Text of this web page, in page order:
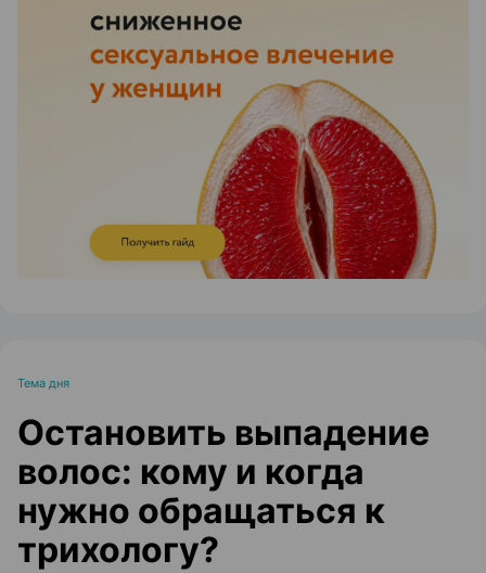
ЭФФЕКТИВНАЯ РЕКЛАМА НА САЙТЕ
Тема дня
Остановить выпадение
волос: кому и когда
нужно обращаться к
трихологу?